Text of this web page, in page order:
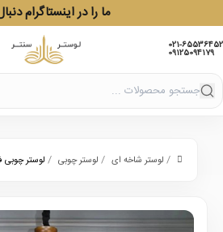
ما را در اینستاگرام
021-65536452
09125094179
/ لوستر شاخه ای / لوستر چوبی / لوستر چوبی